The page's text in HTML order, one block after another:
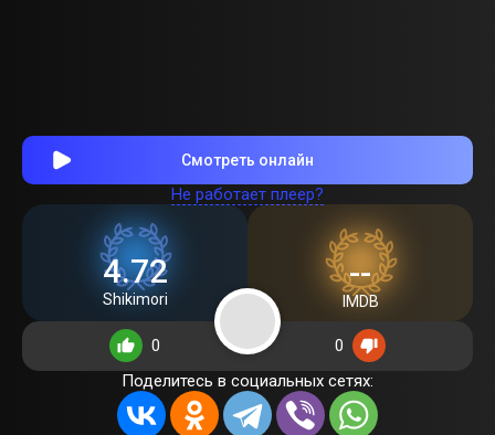
Смотреть онлайн
Не работает плеер?
4.72
Shikimori
--
IMDB
0
0
Поделитесь в социальных сетях: